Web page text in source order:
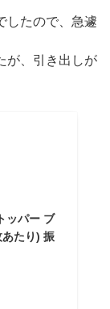
したので、急遽
が、引き出しが
ッパー ブ
たり) 振